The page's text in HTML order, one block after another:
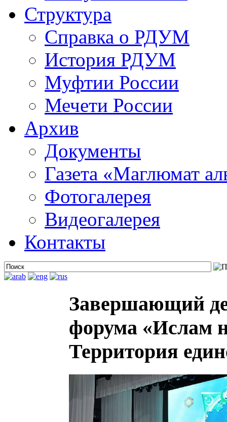
Структура
Справка о РДУМ
История РДУМ
Муфтии России
Мечети России
Архив
Документы
Газета «Маглюмат
Фотогалерея
Видеогалерея
Контакты
Завершающий
форума «Ислам
Территория